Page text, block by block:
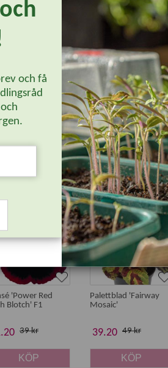
runt inomhus. Blommorna är stora
även i blåsiga rabatter och vid
I slutet av februari tas de in eller
'Power Red
Blotch' F1
39 kr
KÖP
-20%
Palettblad 'Fairway
Mosaic'
39.20 49 kr
KÖP
och få